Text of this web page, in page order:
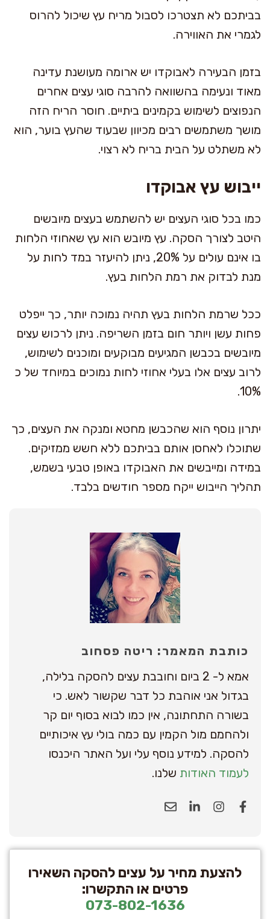
בביתכם לא תצטרכו לסבול מריח עץ שיכול להרוס
לגמרי את האווירה.
בזמן הבעירה לאבוקדו יש ארומה מעושנת עדינה
מאוד ונעימה בהשוואה להרבה סוגי עצים אחרים
הנפוצים לשימוש בקמינים ביתיים. חוסר הריח הזה
מושך משתמשים רבים מכיוון שבעוד שהעץ בוער, הוא
לא משתלט על הבית בריח לא רצוי.
ייבוש עץ אבוקדו
כמו בכל סוגי העצים יש להשתמש בעצים מיובשים
היטב לצורך הסקה. עץ מיובש הוא עץ שאחוזי הלחות
בו אינם עולים על 20%, ניתן להיעזר במד לחות על
מנת לבדוק את רמת הלחות בעץ.
ככל שרמת הלחות בעץ תהיה נמוכה יותר, כך ייפלט
פחות עשן ויותר חום בזמן השריפה. ניתן לרכוש עצים
מיובשים בכבשן המגיעים מבוקעים ומוכנים לשימוש,
לרוב עצים אלו בעלי אחוזי לחות נמוכים במיוחד של כ
10%.
יתרון נוסף הוא שהכבשן מחטא ומנקה את העצים, כך
שתוכלו לאחסן אותם בביתכם ללא חשש ממזיקים.
במידה ומייבשים את האבוקדו באופן טבעי בשמש,
תהליך הייבוש ייקח מספר חודשים בלבד.
כותבת המאמר: ריטה פסחוב
אמא ל- 2 ביום וחובבת עצים להסקה בלילה,
בגדול אני אוהבת כל דבר שקשור לאש. כי
בשורה התחתונה, אין כמו לבוא בסוף יום קר
ולהחמם מול הקמין עם כמה בולי עץ איכותיים
להסקה. למידע נוסף עלי ועל האתר היכנסו
לעמוד האודות שלנו.
להצעת מחיר על עצים להסקה השאירו
פרטים או התקשרו:
073-802-1636